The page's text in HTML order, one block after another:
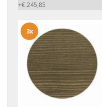
+€ 245,85
3x